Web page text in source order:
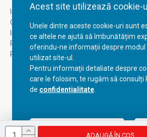
Acest site utilizează cookie-
Unele dintre aceste cookie-uri sunt
ce altele ne ajută să îmbunătățim
oferindu-ne informații despre modul
utilizat site-ul.
Pentru informații detaliate despre
care le folosim, te rugăm să consulți
de confidențialitate
Acceptă setările curente
ADAUGĂ ÎN COŞ
Inregistrare
Contul meu
Istoric comenzi
Recuperare parola
Returnare produs